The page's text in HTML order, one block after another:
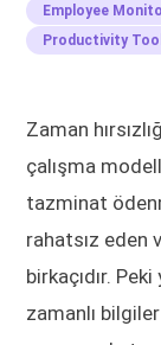
Employee
Productivity
Zaman
çalışma
tazminat
rahatsız eden
birkaçıdır.
zamanlı